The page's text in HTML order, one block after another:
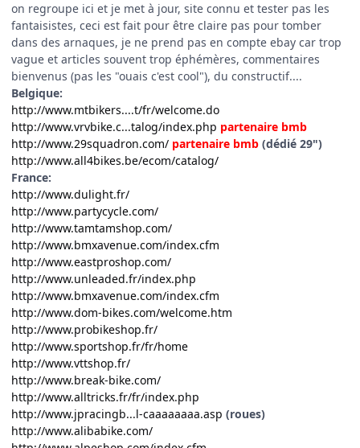
on regroupe ici et je met à jour, site connu et tester pas les
fantaisistes, ceci est fait pour être claire pas pour tomber
dans des arnaques, je ne prend pas en compte ebay car trop
vague et articles souvent trop éphémères, commentaires
bienvenus (pas les "ouais c'est cool"), du constructif....
Belgique:
http://www.mtbikers....t/fr/welcome.do
http://www.vrvbike.c...talog/index.php partenaire bmb
http://www.29squadron.com/ partenaire bmb (dédié 29")
http://www.all4bikes.be/ecom/catalog/
France:
http://www.dulight.fr/
http://www.partycycle.com/
http://www.tamtamshop.com/
http://www.bmxavenue.com/index.cfm
http://www.eastproshop.com/
http://www.unleaded.fr/index.php
http://www.bmxavenue.com/index.cfm
http://www.dom-bikes.com/welcome.htm
http://www.probikeshop.fr/
http://www.sportshop.fr/fr/home
http://www.vttshop.fr/
http://www.break-bike.com/
http://www.alltricks.fr/fr/index.php
http://www.jpracingb...l-caaaaaaaa.asp (roues)
http://www.alibabike.com/